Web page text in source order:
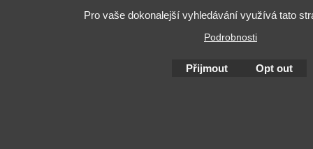
Pro vaše dokonalejší vyhledávání využívá tato
Podrobnosti
Přijmout Opt out